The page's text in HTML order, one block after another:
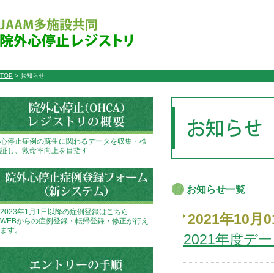
TOP > お知らせ
心停止症例の蘇生に関わるデータを収集・検
証し、救命率向上を目指す
2023年1月1日以降の症例登録はこちら
WEBからの症例登録・転帰登録・修正が行え
ます。
お知らせ一覧
2021年10月
2021年度デ